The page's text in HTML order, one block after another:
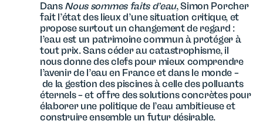
Dans Nous sommes faits d’eau, Simon Porcher
fait l’état des lieux d’une situation critique, et
propose surtout un changement de regard :
l’eau est un patrimoine commun à protéger à
tout prix. Sans céder au catastrophisme, il
nous donne des clefs pour mieux comprendre
l’avenir de l’eau en France et dans le monde –
de la gestion des piscines à celle des polluants
éternels – et offre des solutions concrètes pour
élaborer une politique de l’eau ambitieuse et
construire ensemble un futur désirable.